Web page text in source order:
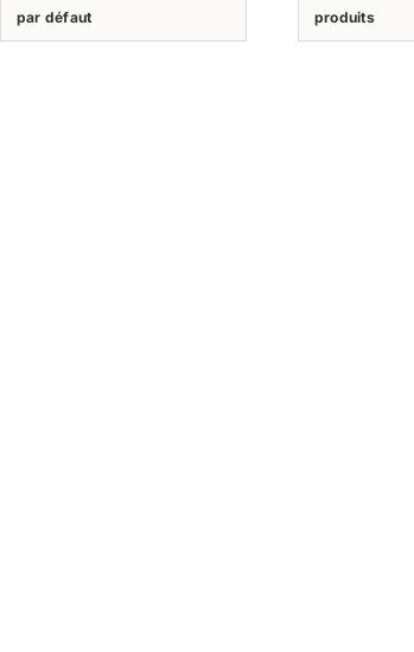
par défaut produits